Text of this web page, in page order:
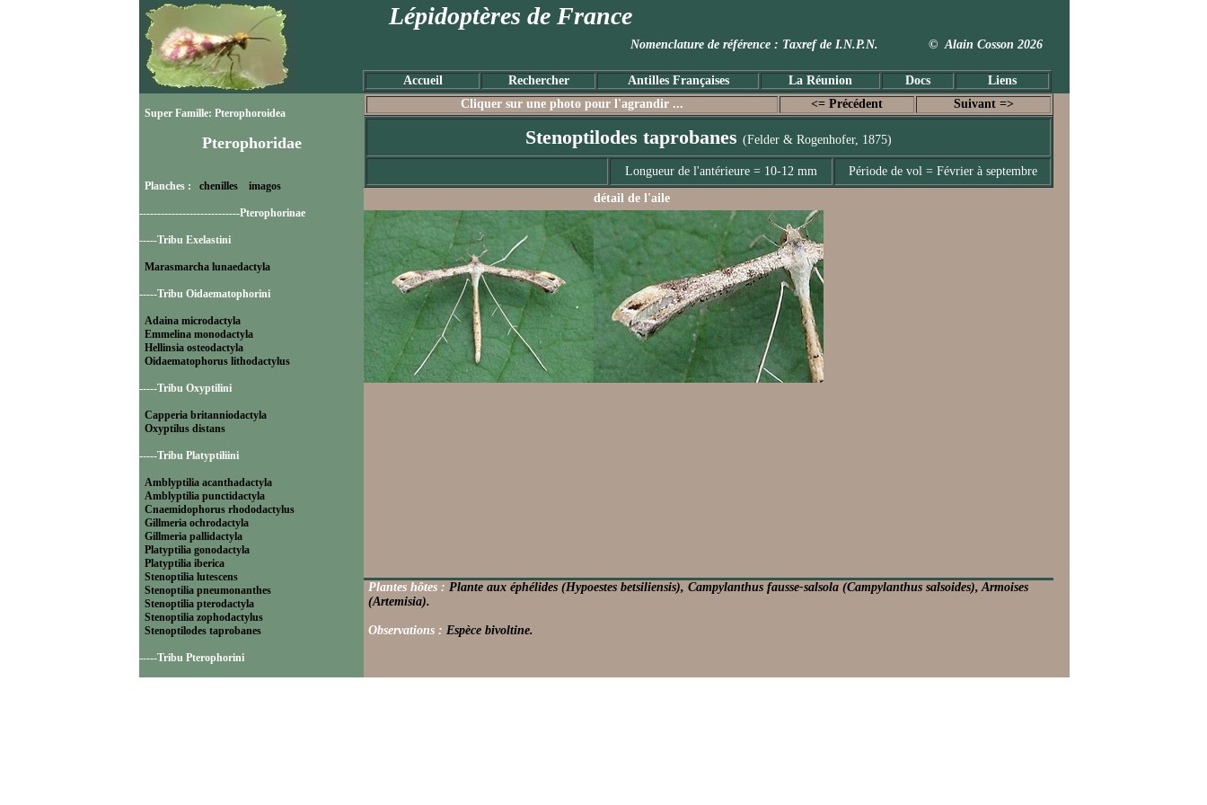
Lépidoptères de France
Nomenclature de référence : Taxref de I.N.P.N. © Alain Cosson 2026
Accueil Rechercher Antilles Françaises La Réunion Docs Liens
Super Famille: Pterophoroidea
Pterophoridae
Planches : chenilles imagos
----------------------------Pterophorinae
-----Tribu Exelastini
Marasmarcha lunaedactyla
-----Tribu Oidaematophorini
Adaina microdactyla
Emmelina monodactyla
Hellinsia osteodactyla
Oidaematophorus lithodactylus
-----Tribu Oxyptilini
Capperia britanniodactyla
Oxyptilus distans
-----Tribu Platyptiliini
Amblyptilia acanthadactyla
Amblyptilia punctidactyla
Cnaemidophorus rhododactylus
Gillmeria ochrodactyla
Gillmeria pallidactyla
Platyptilia gonodactyla
Platyptilia iberica
Stenoptilia lutescens
Stenoptilia pneumonanthes
Stenoptilia pterodactyla
Stenoptilia zophodactylus
Stenoptilodes taprobanes
-----Tribu Pterophorini
Cliquer sur une photo pour l'agrandir ... <= Précédent Suivant =>
Stenoptilodes taprobanes (Felder & Rogenhofer, 1875)
Longueur de l'antérieure = 10-12 mm
Période de vol = Février à septembre
détail de l'aile
Plantes hôtes : Plante aux éphélides (Hypoestes betsiliensis), Campylanthus fausse-salsola (Campylanthus salsoides), Armoises
(Artemisia).
Observations : Espèce bivoltine.